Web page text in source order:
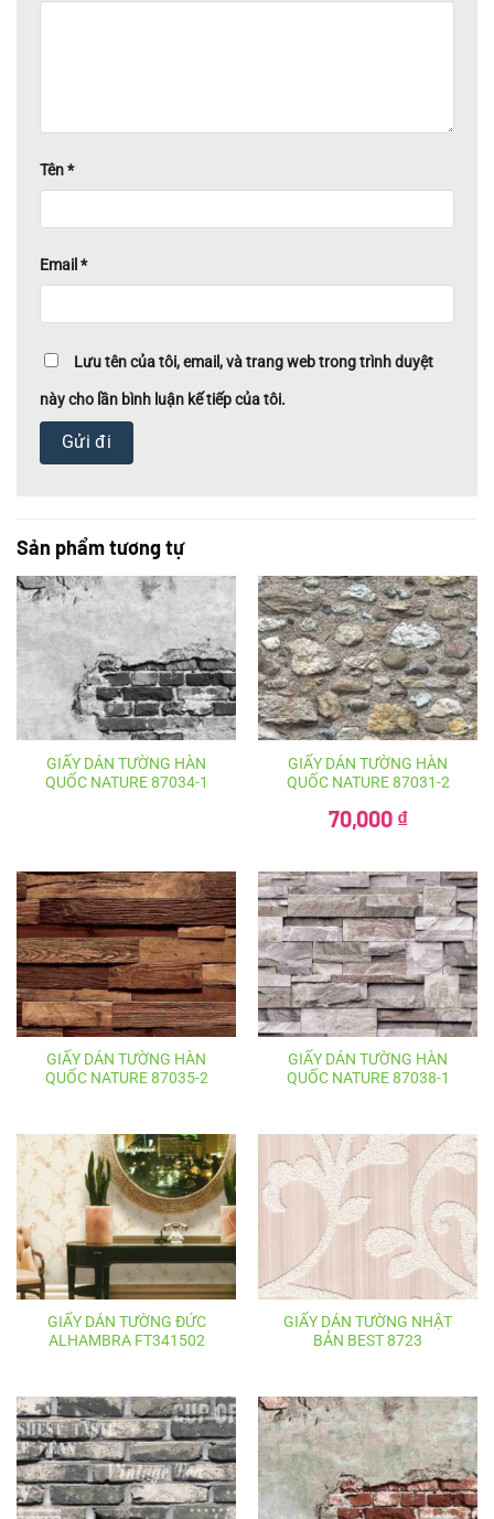
Tên*
Email *
Lưu tên của tôi, email, và trang web trong trình duyệt
này cho lần bình luận kế tiếp của tôi.
Sản phẩm tương tự
GIẤY DÁN TƯỜNG HÀN
QUỐC NATURE 87034-1
GIẤY DÁN TƯỜNG HÀN
QUỐC NATURE 87031-2
gốc
70,000 ₫
là:
70,000 ₫.
GIẤY DÁN TƯỜNG HÀN
QUỐC NATURE 87035-2
GIẤY DÁN TƯỜNG HÀN
QUỐC NATURE 87038-1
GIẤY DÁN TƯỜNG ĐỨC
ALHAMBRA FT341502
GIẤY DÁN TƯỜNG NHẬT
BẢN BEST 8723